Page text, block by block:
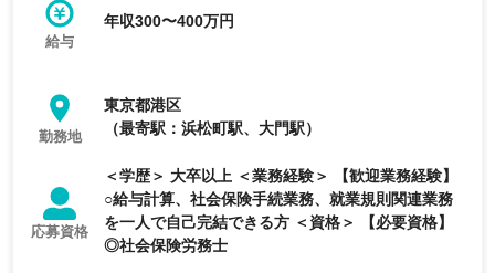
給与
年収300〜400万円
勤務地
東京都港区
（最寄駅：浜松町駅、大門駅）
応募資格
＜学歴＞ 大卒以上 ＜業務経験＞ 【歓迎業務経験】
○給与計算、社会保険手続業務、就業規則関連業務
を一人で自己完結できる方 ＜資格＞ 【必要資格】
◎社会保険労務士